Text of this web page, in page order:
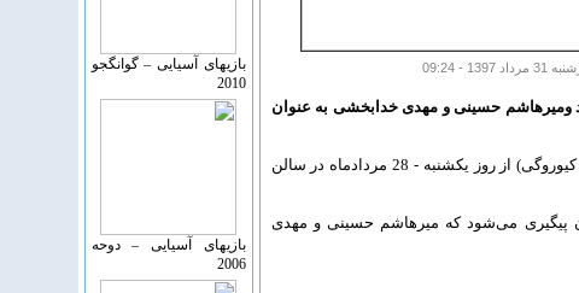
بازیهای آسیایی – گوانگجو
2010
بازیهای آسیایی – دوحه
2006
از ساعت 7:30 صبح امروز (چهارشنبه – 31 مردادماه) آغاز شد ومیرهاشم حسینی و مهدی خدابخشی به عنوان
به گزارش روابط عمومی فدراسیون تکواندو، هجدهمین دوره بازی‌های آسیایی 2018 در بخش تکواندو (پومسه و کیوروگی) از روز یکشنبه - 28 مردادماه در سالن
سوم رقابت‌های کیوروگی، مبارزات اوزان 63- و 80- کیلوگرم مردان پیگیری می‌شود که میرهاشم حسینی و مهدی